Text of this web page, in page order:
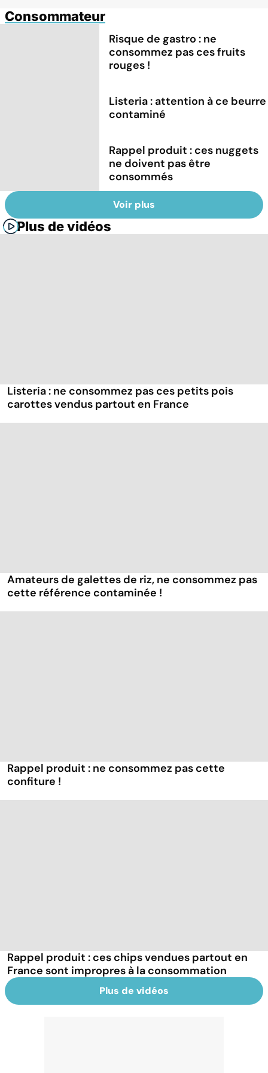
Consommateur
Risque de gastro : ne
consommez pas ces fruits
rouges !
Listeria : attention à ce beurre
contaminé
Rappel produit : ces nuggets
ne doivent pas être
consommés
Voir plus
Plus de vidéos
Listeria : ne consommez pas ces petits pois
carottes vendus partout en France
Amateurs de galettes de riz, ne consommez pas
cette référence contaminée !
Rappel produit : ne consommez pas cette
confiture !
Rappel produit : ces chips vendues partout en
France sont impropres à la consommation
Plus de vidéos